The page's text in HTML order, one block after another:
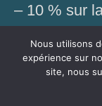
– 10 % sur
Profitez de cette
découvrez les
Nous utilisons
expérience sur
site, nous